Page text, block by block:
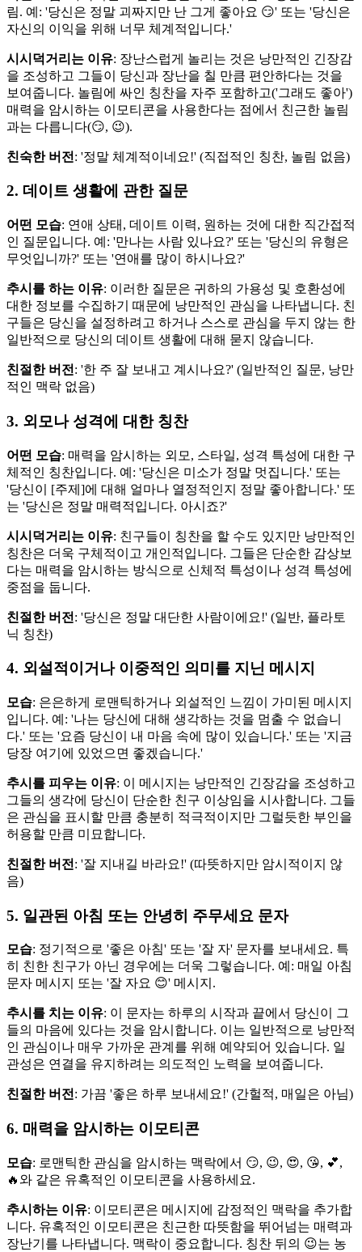
림. 예: '당신은 정말 괴짜지만 난 그게 좋아요 😏' 또는 '당신은
자신의 이익을 위해 너무 체계적입니다.'
시시덕거리는 이유: 장난스럽게 놀리는 것은 낭만적인 긴장감
을 조성하고 그들이 당신과 장난을 칠 만큼 편안하다는 것을
보여줍니다. 놀림에 싸인 칭찬을 자주 포함하고('그래도 좋아')
매력을 암시하는 이모티콘을 사용한다는 점에서 친근한 놀림
과는 다릅니다(😏, 😉).
친숙한 버전 : '정말 체계적이네요!' (직접적인 칭찬, 놀림 없음)
2. 데이트 생활에 관한 질문
어떤 모습: 연애 상태, 데이트 이력, 원하는 것에 대한 직간접적
인 질문입니다. 예: '만나는 사람 있나요?' 또는 '당신의 유형은
무엇입니까?' 또는 '연애를 많이 하시나요?'
추시를 하는 이유: 이러한 질문은 귀하의 가용성 및 호환성에
대한 정보를 수집하기 때문에 낭만적인 관심을 나타냅니다. 친
구들은 당신을 설정하려고 하거나 스스로 관심을 두지 않는 한
일반적으로 당신의 데이트 생활에 대해 묻지 않습니다.
친절한 버전 : '한 주 잘 보내고 계시나요?' (일반적인 질문, 낭만
적인 맥락 없음)
3. 외모나 성격에 대한 칭찬
어떤 모습: 매력을 암시하는 외모, 스타일, 성격 특성에 대한 구
체적인 칭찬입니다. 예: '당신은 미소가 정말 멋집니다.' 또는
'당신이 [주제]에 대해 얼마나 열정적인지 정말 좋아합니다.' 또
는 '당신은 정말 매력적입니다. 아시죠?'
시시덕거리는 이유: 친구들이 칭찬을 할 수도 있지만 낭만적인
칭찬은 더욱 구체적이고 개인적입니다. 그들은 단순한 감상보
다는 매력을 암시하는 방식으로 신체적 특성이나 성격 특성에
중점을 둡니다.
친절한 버전 : '당신은 정말 대단한 사람이에요!' (일반, 플라토
닉 칭찬)
4. 외설적이거나 이중적인 의미를 지닌 메시지
모습: 은은하게 로맨틱하거나 외설적인 느낌이 가미된 메시지
입니다. 예: '나는 당신에 대해 생각하는 것을 멈출 수 없습니
다.' 또는 '요즘 당신이 내 마음 속에 많이 있습니다.' 또는 '지금
당장 여기에 있었으면 좋겠습니다.'
추시를 피우는 이유: 이 메시지는 낭만적인 긴장감을 조성하고
그들의 생각에 당신이 단순한 친구 이상임을 시사합니다. 그들
은 관심을 표시할 만큼 충분히 적극적이지만 그럴듯한 부인을
허용할 만큼 미묘합니다.
친절한 버전 : '잘 지내길 바라요!' (따뜻하지만 암시적이지 않
음)
5. 일관된 아침 또는 안녕히 주무세요 문자
모습: 정기적으로 '좋은 아침' 또는 '잘 자' 문자를 보내세요. 특
히 친한 친구가 아닌 경우에는 더욱 그렇습니다. 예: 매일 아침
문자 메시지 또는 '잘 자요 😊' 메시지.
추시를 치는 이유: 이 문자는 하루의 시작과 끝에서 당신이 그
들의 마음에 있다는 것을 암시합니다. 이는 일반적으로 낭만적
인 관심이나 매우 가까운 관계를 위해 예약되어 있습니다. 일
관성은 연결을 유지하려는 의도적인 노력을 보여줍니다.
친절한 버전: 가끔 '좋은 하루 보내세요!' (간헐적, 매일은 아님)
6. 매력을 암시하는 이모티콘
모습: 로맨틱한 관심을 암시하는 맥락에서 😏, 😉, 😍, 😘, 💕,
🔥와 같은 유혹적인 이모티콘을 사용하세요.
추시하는 이유: 이모티콘은 메시지에 감정적인 맥락을 추가합
니다. 유혹적인 이모티콘은 친근한 따뜻함을 뛰어넘는 매력과
장난기를 나타냅니다. 맥락이 중요합니다. 칭찬 뒤의 😉는 농